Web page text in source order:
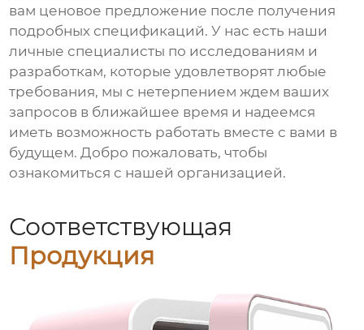
вам ценовое предложение после получения
подробных спецификаций. У нас есть наши
личные специалисты по исследованиям и
разработкам, которые удовлетворят любые
требования, мы с нетерпением ждем ваших
запросов в ближайшее время и надеемся
иметь возможность работать вместе с вами в
будущем. Добро пожаловать, чтобы
ознакомиться с нашей организацией.
Соответствующая
Продукция